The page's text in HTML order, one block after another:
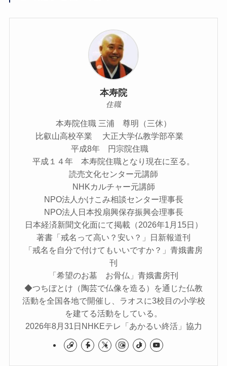
本寿院
住職
本寿院住職 三浦 尊明（三休）
比叡山高校卒業 大正大学仏教学部卒業
平成8年 円宗院住職
平成１４年 本寿院住職となり現在に至る。
読売文化センター元講師
NHKカルチャー元講師
NPO法人かけこみ相談センター理事長
NPO法人日本投扇興保存振興会理事長
日本経済新聞文化面にて掲載（2026年1月15日）
著書「戒名って高い？安い？」日新報道刊
「戒名を自分で付けてもいいですか？」青娥書房
刊
「希望のお墓 お骨仏」青娥書房刊
◆つちぼとけ（陶芸で仏像を造る）を通じた仏教
活動を全国各地で開催し、ラオスに3校目の小学校
を建てる活動をしている。
2026年8月31日NHKEテレ「あかるい終活」協力